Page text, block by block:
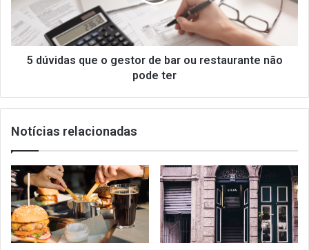
ou
restaurante
5 dúvidas que o gestor de bar ou restaurante não
pode ter
Notícias relacionadas